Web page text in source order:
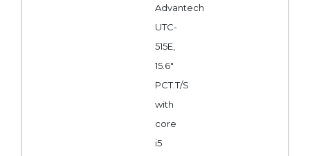
Advantech
UTC-
515E,
15.6"
PCT.T/S
with
core
i5